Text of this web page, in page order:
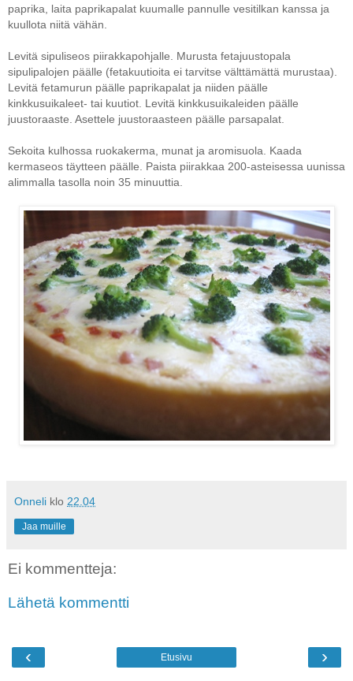
paprika, laita paprikapalat kuumalle pannulle vesitilkan kanssa ja
kuullota niitä vähän.
Levitä sipuliseos piirakkapohjalle. Murusta fetajuustopala
sipulipalojen päälle (fetakuutioita ei tarvitse välttämättä murustaa).
Levitä fetamurun päälle paprikapalat ja niiden päälle
kinkkusuikaleet- tai kuutiot. Levitä kinkkusuikaleiden päälle
juustoraaste. Asettele juustoraasteen päälle parsapalat.
Sekoita kulhossa ruokakerma, munat ja aromisuola. Kaada
kermaseos täytteen päälle. Paista piirakkaa 200-asteisessa uunissa
alimmalla tasolla noin 35 minuuttia.
Onneli klo 22.04
Jaa muille
Ei kommentteja:
Lähetä kommentti
‹ ›
Etusivu